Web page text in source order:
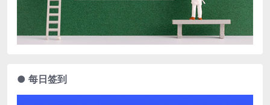
● 每日签到